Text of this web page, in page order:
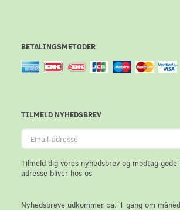
BETALINGSMETODER
TILMELD NYHEDSBREV
Email-
adresse
Tilmeld dig vores nyhedsbrev og modtag
adresse bliver hos os
Nyhedsbreve udkommer ca. 1 gang om